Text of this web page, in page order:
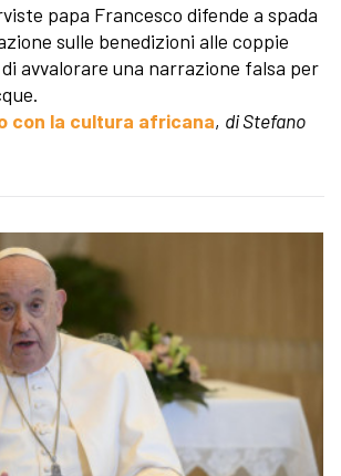
papa Francesco difende a spada
sulle benedizioni alle coppie
avvalorare una narrazione falsa per
con la cultura africana, di Stefano